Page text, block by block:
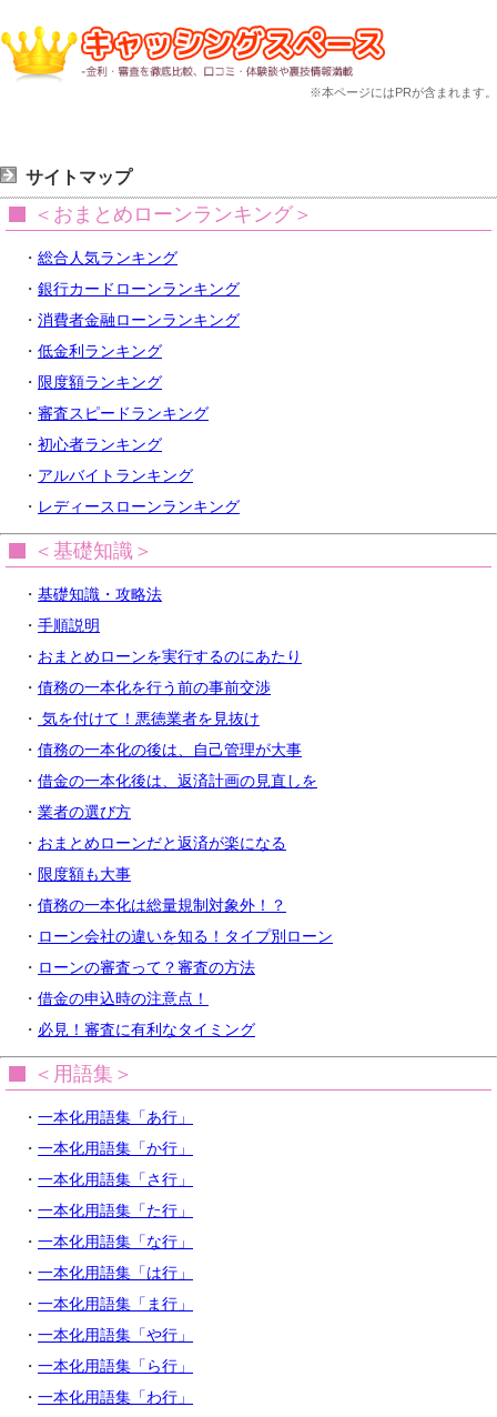
※本ページにはPRが含まれます。
サイトマップ
＜おまとめローンランキング＞
・ 総合人気ランキング
・ 銀行カードローンランキング
・ 消費者金融ローンランキング
・ 低金利ランキング
・ 限度額ランキング
・ 審査スピードランキング
・ 初心者ランキング
・ アルバイトランキング
・ レディースローンランキング
＜基礎知識＞
・ 基礎知識・攻略法
・ 手順説明
・ おまとめローンを実行するのにあたり
・ 債務の一本化を行う前の事前交渉
・ 気を付けて！悪徳業者を見抜け
・ 債務の一本化の後は、自己管理が大事
・ 借金の一本化後は、返済計画の見直しを
・ 業者の選び方
・ おまとめローンだと返済が楽になる
・ 限度額も大事
・ 債務の一本化は総量規制対象外！？
・ ローン会社の違いを知る！タイプ別ローン
・ ローンの審査って？審査の方法
・ 借金の申込時の注意点！
・ 必見！審査に有利なタイミング
＜用語集＞
・ 一本化用語集「あ行」
・ 一本化用語集「か行」
・ 一本化用語集「さ行」
・ 一本化用語集「た行」
・ 一本化用語集「な行」
・ 一本化用語集「は行」
・ 一本化用語集「ま行」
・ 一本化用語集「や行」
・ 一本化用語集「ら行」
・ 一本化用語集「わ行」